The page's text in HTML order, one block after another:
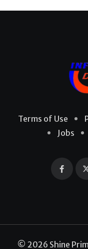
Terms of Use
Jobs
© 2026 Shine